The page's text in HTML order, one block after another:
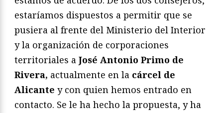
estaríamos dispuestos a permitir que se
pusiera al frente del Ministerio del Interior
y la organización de corporaciones
territoriales a José Antonio Primo de
Rivera, actualmente en la cárcel de
Alicante y con quien hemos entrado en
contacto. Se le ha hecho la propuesta, y ha